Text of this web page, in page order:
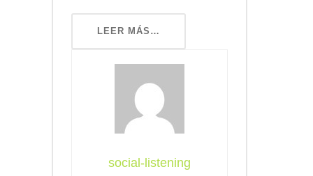
LEER MÁS…
social-listening